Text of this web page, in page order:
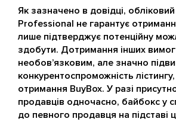
Як зазначено в довідці,
Professional не гарантує
лише підтверджує потенційну
здобути. Дотримання інших
необов’язковим, але значно
конкурентоспроможність
отримання BuyBox. У разі
продавців одночасно, байбокс у
до певного продавця на підставі